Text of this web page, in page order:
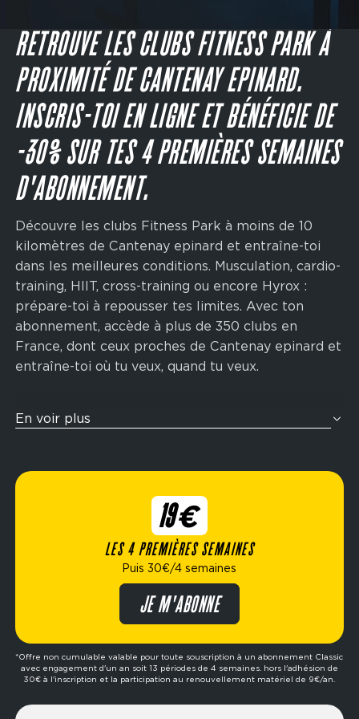
CTA
JE M'INSCRIS
RETROUVE LES CLUBS FITNESS PARK À
PROXIMITÉ DE CANTENAY EPINARD.
INSCRIS-TOI EN LIGNE ET BÉNÉFICIE DE
-30% SUR TES 4 PREMIÈRES SEMAINES
D'ABONNEMENT.
Découvre les clubs Fitness Park à moins de 10
kilomètres de Cantenay epinard et entraîne-toi
dans les meilleures conditions. Musculation, cardio-
training, HIIT, cross-training ou encore Hyrox :
prépare-toi à repousser tes limites. Avec ton
abonnement, accède à plus de 350 clubs en
France, dont ceux proches de Cantenay epinard et
entraîne-toi où tu veux, quand tu veux.
En voir plus
Tu veux t’entraîner comme un athlète ? Nos zones
cross-training sont pensées pour te challenger
la compétition Hyrox : rameur, wall balls, sled
push, ski-erg et bien plus encore. Idéal pour
améliorer ton endurance, ta force et ta condition
Élue meilleure marque de fitness de l’année,
Fitness Park propose des formules flexibles
adaptées à ton mode de vie : abonnement dès
19€/4 semaines, options avec ou sans engagement,
formule premium, etc. Prêt à passer à l’action ?
Réserve ta séance d’essai gratuite dans le club de
19€
LES 4 PREMIÈRES SEMAINES
Puis 30€/4 semaines
JE M'ABONNE
*Offre non cumulable valable pour toute souscription à un abonnement Classic
avec engagement d'un an soit 13 périodes de 4 semaines. hors l'adhésion de
30€ à l'inscription et la participation au renouvellement matériel de 9€/an.